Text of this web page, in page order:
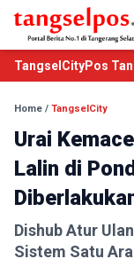
TangselCityPos
Home / TangselCity
Urai
Lalin di
Dishub Atur
Sistem Satu